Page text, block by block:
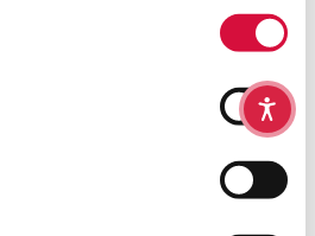
Webseite weiterhin nutzen.